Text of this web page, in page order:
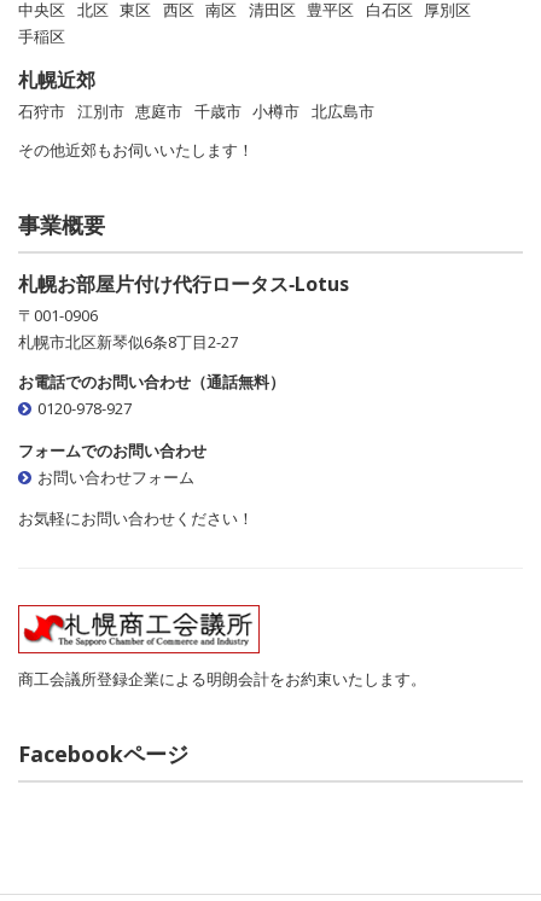
中央区 北区 東区 西区 南区 清田区 豊平区 白石区 厚別区
手稲区
札幌近郊
石狩市 江別市 恵庭市 千歳市 小樽市 北広島市
その他近郊もお伺いいたします！
事業概要
札幌お部屋片付け代行ロータス‐Lotus
〒001-0906
札幌市北区新琴似6条8丁目2-27
お電話でのお問い合わせ（通話無料）
0120-978-927
フォームでのお問い合わせ
お問い合わせフォーム
お気軽にお問い合わせください！
商工会議所登録企業による明朗会計をお約束いたします。
Facebookページ